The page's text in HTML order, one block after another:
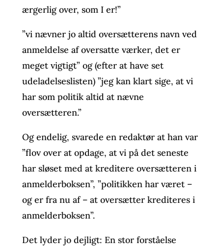
ærgerlig over, som I er!”
”vi nævner jo altid oversætterens navn ved
anmeldelse af oversatte værker, det er
meget vigtigt” og (efter at have set
udeladelseslisten) ”jeg kan klart sige, at vi
har som politik altid at nævne
oversætteren.”
Og endelig, svarede en redaktør at han var
”flov over at opdage, at vi på det seneste
har sløset med at kreditere oversætteren i
anmelderboksen”, ”politikken har været –
og er fra nu af – at oversætter krediteres i
anmelderboksen”.
Det lyder jo dejligt: En stor forståelse